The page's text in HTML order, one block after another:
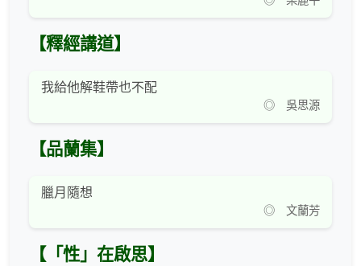
【釋經講道】
我給他解鞋帶也不配
◎ 吳思源
【品蘭集】
臘月隨想
◎ 文蘭芳
【「性」在啟思】